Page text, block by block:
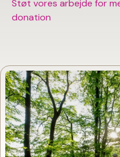
Støt vores arbejde for
donation